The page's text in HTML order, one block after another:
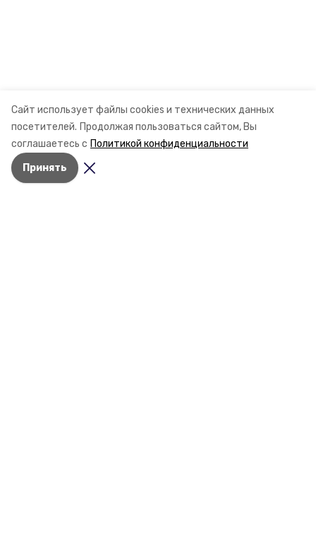
Сайт использует файлы cookies и технических данных
посетителей. Продолжая пользоваться сайтом, Вы
соглашаетесь с Политикой конфиденциальности
Принять
Разделы